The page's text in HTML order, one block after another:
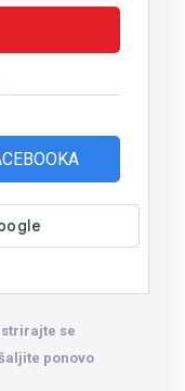
se
ponovo